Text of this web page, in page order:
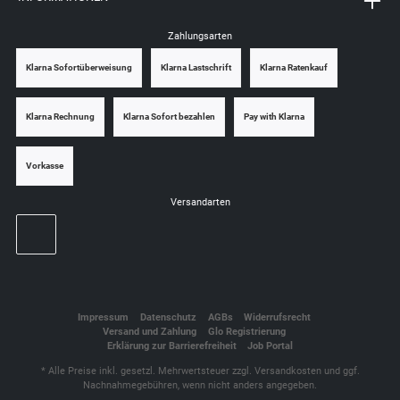
Zahlungsarten
Klarna Sofortüberweisung Klarna Lastschrift Klarna Ratenkauf
Klarna Rechnung Klarna Sofort bezahlen Pay with Klarna
Vorkasse
Versandarten
Impressum Datenschutz AGBs
Widerrufsrecht
Versand und Zahlung
Glo Registrierung
Erklärung zur Barrierefreiheit
Job Portal
* Alle Preise inkl. gesetzl. Mehrwertsteuer zzgl. Versandkosten und ggf.
Nachnahmegebühren, wenn nicht anders angegeben.